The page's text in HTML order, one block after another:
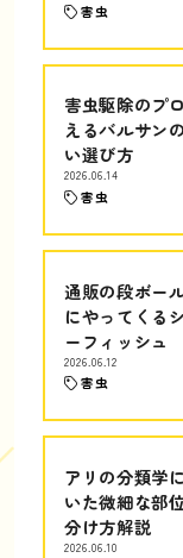
害虫
害虫駆除のプ
えるバルサン
い選び方
2026.06.14
害虫
通販の段ボー
にやってくる
ーフィッシュ
2026.06.12
害虫
アリの分類学
いた微細な部
分け方解説
2026.06.10